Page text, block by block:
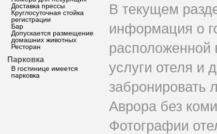
Доставка прессы
Круглосуточная стойка
регистрации
Бар
Допускается размещение
домашних животных
Ресторан
Парковка
В гостинице имеется
парковка
В текущем
информация о
услуги отеля и
забронировать
Аврора без
Фотографии